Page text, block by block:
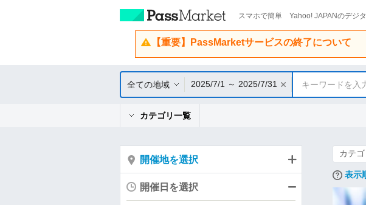
スマホで簡単 Yahoo! JAPANのデジ
【重要】PassMarketサービスの終了について
全ての地域 2025/7/1 ～ 2025/7/31 キーワードを入
カテゴリ一覧
カテ
表示
開催地を選択
開催日を選択